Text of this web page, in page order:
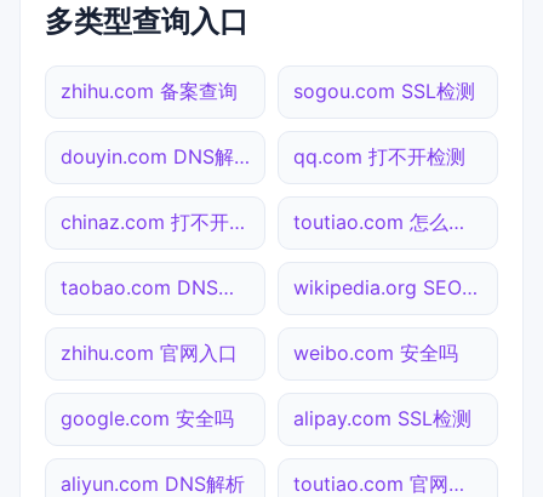
多类型查询入口
zhihu.com 备案查询 sogou.com SSL检测
douyin.com DNS解析 qq.com 打不开检测
chinaz.com 打不开检测 toutiao.com 怎么进入
taobao.com DNS解析 wikipedia.org SEO体检
zhihu.com 官网入口 weibo.com 安全吗
google.com 安全吗 alipay.com SSL检测
aliyun.com DNS解析 toutiao.com 官网入口